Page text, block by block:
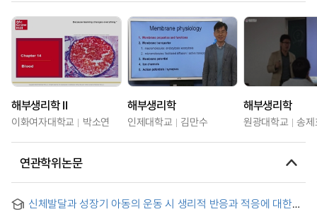
해부생리학 II
이화여자대학교 박소연
해부생리학
인제대학교 김만수
해부생리학
원광대학교 송
연관학위논문
신체발달과 성장기 아동의 운동 시 생리적 반응과 적응에 대한